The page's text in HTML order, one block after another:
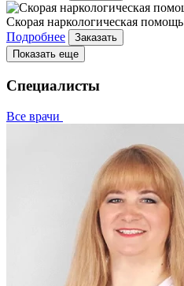
Скорая наркологическая помощь
Подробнее
Заказать
Показать еще
Специалисты
Все врачи